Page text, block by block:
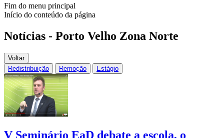
Fim do menu principal
Início do conteúdo da página
Notícias - Porto Velho Zona Norte
Voltar
Redistribuição
Remoção Estágio
V Seminário EaD debate a escola, o